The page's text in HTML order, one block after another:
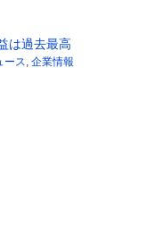
は過去最高
ース, 企業情報